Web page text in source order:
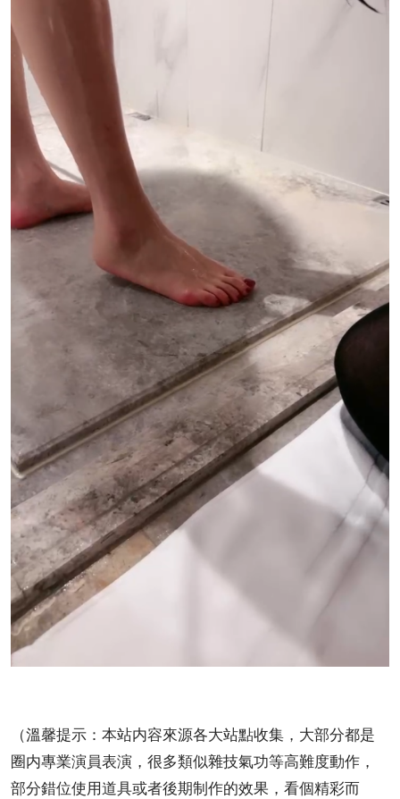
（溫馨提示：本站内容來源各大站點收集，大部分都是
圈内專業演員表演，很多類似雜技氣功等高難度動作，
部分錯位使用道具或者後期制作的效果，看個精彩而